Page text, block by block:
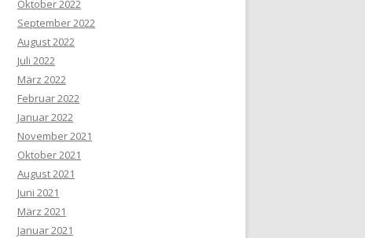
Oktober 2022
September 2022
August 2022
Juli 2022
März 2022
Februar 2022
Januar 2022
November 2021
Oktober 2021
August 2021
Juni 2021
März 2021
Januar 2021